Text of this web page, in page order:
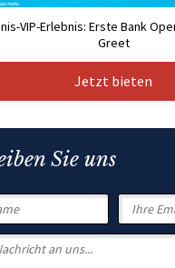
VIP-Erlebnis: Erste Bank
Greet
Jetzt bieten
Sie uns